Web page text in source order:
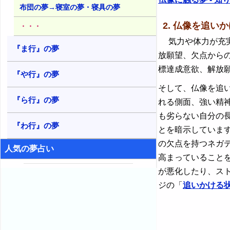
布団の夢→寝室の夢・寝具の夢
・・・
『ま行』の夢
『や行』の夢
『ら行』の夢
『わ行』の夢
人気の夢占い
2. 仏像を追い
気力や体力が充
放願望、欠点から
標達成意欲、解放
そして、仏像を追
れる側面、強い精
も劣らない自分の
とを暗示していま
の欠点を持つネガ
高まっていること
が悪化したり、ス
ジの「 追いかける